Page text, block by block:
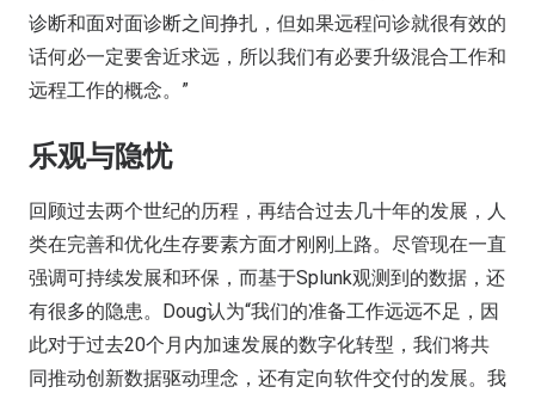
诊断和面对面诊断之间挣扎，但如果远程问诊就很有效的
话何必一定要舍近求远，所以我们有必要升级混合工作和
远程工作的概念。”
乐观与隐忧
回顾过去两个世纪的历程，再结合过去几十年的发展，人
类在完善和优化生存要素方面才刚刚上路。尽管现在一直
强调可持续发展和环保，而基于Splunk观测到的数据，还
有很多的隐患。Doug认为“我们的准备工作远远不足，因
此对于过去20个月内加速发展的数字化转型，我们将共
同推动创新数据驱动理念，还有定向软件交付的发展。我